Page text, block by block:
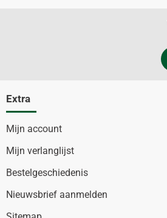
Extra
Mijn account
Mijn verlanglijst
Bestelgeschiedenis
Nieuwsbrief aanmelden